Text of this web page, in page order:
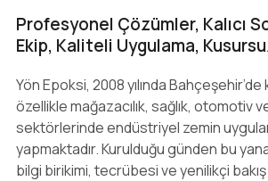
Profesyonel Çözümler, Kalıcı
Ekip, Kaliteli Uygulama,
Yön Epoksi, 2008 yılında
özellikle mağazacılık, sağlık, otomotiv
sektörlerinde endüstriyel zemin
yapmaktadır. Kurulduğu günden bu
bilgi birikimi, tecrübesi ve yenilikçi bakış